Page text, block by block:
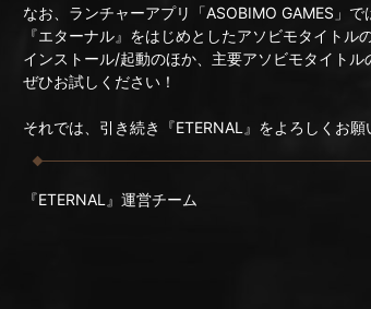
なお、ランチャーアプリ「ASOBIMO GAMES」で
『エターナル』をはじめとしたアソビモタイトル
インストール/起動のほか、主要アソビモタイトル
ぜひお試しください！
それでは、引き続き『ETERNAL』をよろしくお願
『ETERNAL』運営チーム